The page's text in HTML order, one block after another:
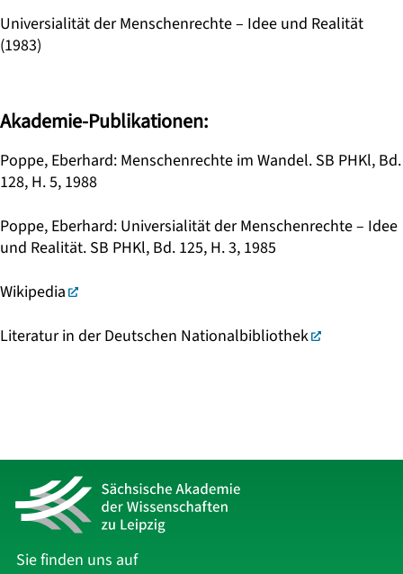
Universialität der Menschenrechte – Idee und Realität
(1983)
Akademie-Publikationen:
Poppe, Eberhard: Menschenrechte im Wandel. SB PHKl, Bd.
128, H. 5, 1988
Poppe, Eberhard: Universialität der Menschenrechte – Idee
und Realität. SB PHKl, Bd. 125, H. 3, 1985
Wikipedia
Literatur in der Deutschen Nationalbibliothek
Sie finden uns auf